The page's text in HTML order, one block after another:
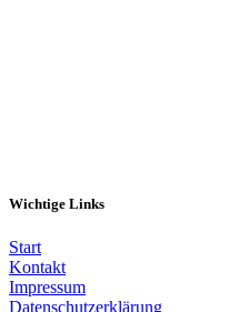
Wichtige Links
Start
Kontakt
Impressum
Datenschutzerklärung